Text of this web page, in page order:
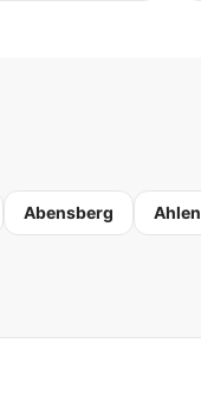
Abensberg Ahlen